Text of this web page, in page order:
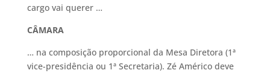
cargo vai querer …
CÂMARA
… na composição proporcional da Mesa Diretora (1ª
vice-presidência ou 1ª Secretaria). Zé Américo deve